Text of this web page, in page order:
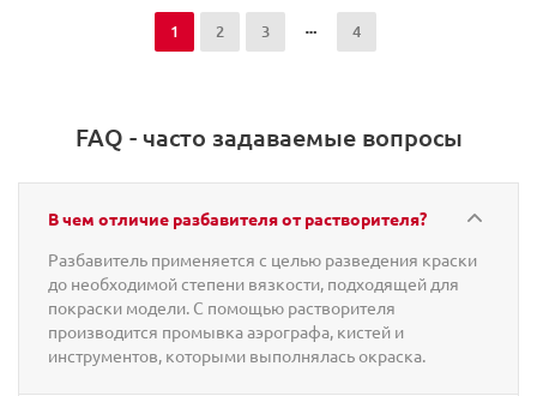
1 2 3 4
FAQ - часто задаваемые вопросы
В чем отличие разбавителя от растворителя?
Разбавитель применяется с целью разведения краски
до необходимой степени вязкости, подходящей для
покраски модели. С помощью растворителя
производится промывка аэрографа, кистей и
инструментов, которыми выполнялась окраска.